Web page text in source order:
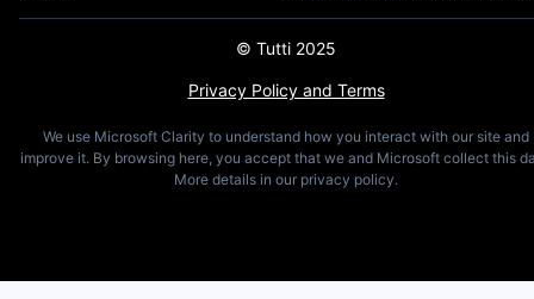
© Tutti 2025
Privacy Policy and Terms
We use Microsoft Clarity to understand how you interact with our site and
improve it. By browsing here, you accept that we and Microsoft collect this
More details in our privacy policy.